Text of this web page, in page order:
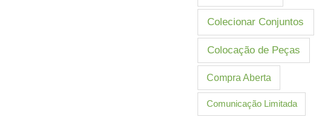
Colecionar Conjuntos
Colocação de Peças
Compra Aberta
Comunicação Limitada